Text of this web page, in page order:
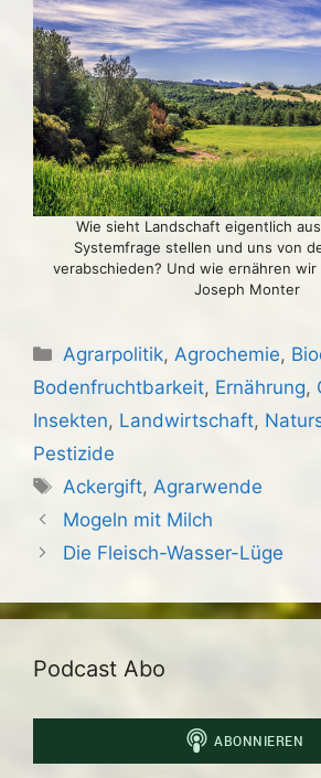
Wie sieht Landschaft eigentlich
Systemfrage stellen und uns von
verabschieden? Und wie ernähren wir
Joseph Monter
Kategorien
Agrarpolitik, Agrochemie,
Bodenfruchtbarkeit, Ernährung,
Insekten, Landwirtschaft,
Pestizide
Schlagwörter
Ackergift, Agrarwende
Mogeln mit Milch
Die Fleisch-Wasser-Lüge
Podcast Abo